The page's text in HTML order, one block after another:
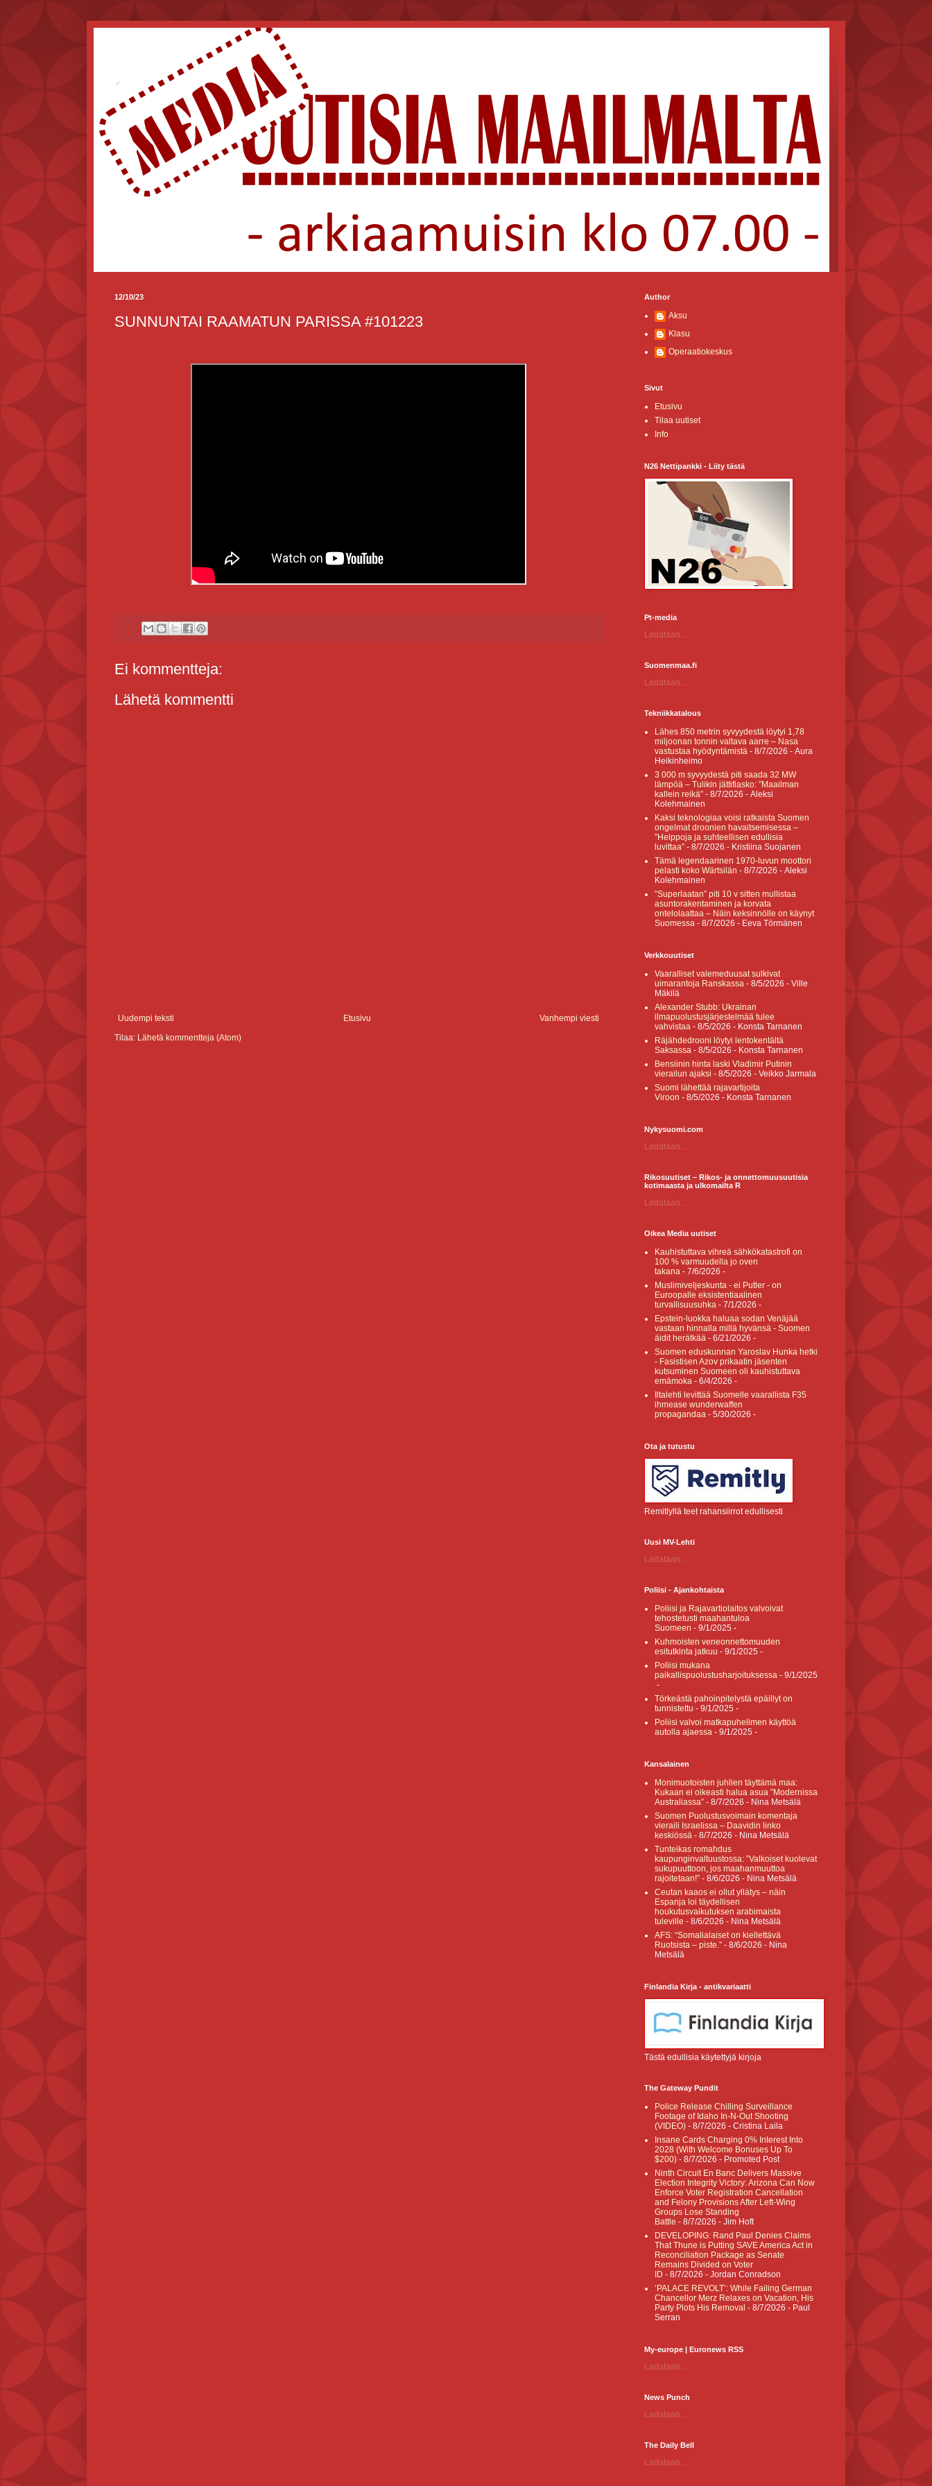
.
12/10/23
SUNNUNTAI RAAMATUN PARISSA #101223
Ei kommentteja:
Lähetä kommentti
Uudempi teksti Vanhempi viesti
Etusivu
Tilaa: Lähetä kommentteja (Atom)
Author
Aksu
Klasu
Operaatiokeskus
Sivut
Etusivu
Tilaa uutiset
Info
N26 Nettipankki - Liity tästä
Pt-media
Ladataan...
Suomenmaa.fi
Ladataan...
Tekniikkatalous
Lähes 850 metrin syvyydestä löytyi 1,78
miljoonan tonnin valtava aarre – Nasa
vastustaa hyödyntämistä - 8/7/2026 - Aura
Heikinheimo
3 000 m syvyydestä piti saada 32 MW
lämpöä – Tulikin jättifiasko: ”Maailman
kallein reikä” - 8/7/2026 - Aleksi
Kolehmainen
Kaksi teknologiaa voisi ratkaista Suomen
ongelmat droonien havaitsemisessa –
”Helppoja ja suhteellisen edullisia
luvittaa” - 8/7/2026 - Kristiina Suojanen
Tämä legendaarinen 1970-luvun moottori
pelasti koko Wärtsilän - 8/7/2026 - Aleksi
Kolehmainen
”Superlaatan” piti 10 v sitten mullistaa
asuntorakentaminen ja korvata
ontelolaattaa – Näin keksinnölle on käynyt
Suomessa - 8/7/2026 - Eeva Törmänen
Verkkouutiset
Vaaralliset valemeduusat sulkivat
uimarantoja Ranskassa - 8/5/2026 - Ville
Mäkilä
Alexander Stubb: Ukrainan
ilmapuolustusjärjestelmää tulee
vahvistaa - 8/5/2026 - Konsta Tarnanen
Räjähdedrooni löytyi lentokentältä
Saksassa - 8/5/2026 - Konsta Tarnanen
Bensiinin hinta laski Vladimir Putinin
vierailun ajaksi - 8/5/2026 - Veikko Jarmala
Suomi lähettää rajavartijoita
Viroon - 8/5/2026 - Konsta Tarnanen
Nykysuomi.com
Ladataan...
Rikosuutiset – Rikos- ja onnettomuusuutisia
kotimaasta ja ulkomailta R
Ladataan...
Oikea Media uutiset
Kauhistuttava vihreä sähkökatastrofi on
100 % varmuudella jo oven
takana - 7/6/2026 -
Muslimiveljeskunta - ei Putler - on
Euroopalle eksistentiaalinen
turvallisuusuhka - 7/1/2026 -
Epstein-luokka haluaa sodan Venäjää
vastaan hinnalla millä hyvänsä - Suomen
äidit herätkää - 6/21/2026 -
Suomen eduskunnan Yaroslav Hunka hetki
- Fasistisen Azov prikaatin jäsenten
kutsuminen Suomeen oli kauhistuttava
emämoka - 6/4/2026 -
Iltalehti levittää Suomelle vaarallista F35
ihmease wunderwaffen
propagandaa - 5/30/2026 -
Ota ja tutustu
Remitlyllä teet rahansiirrot edullisesti
Uusi MV-Lehti
Ladataan...
Poliisi - Ajankohtaista
Poliisi ja Rajavartiolaitos valvoivat
tehostetusti maahantuloa
Suomeen - 9/1/2025 -
Kuhmoisten veneonnettomuuden
esitutkinta jatkuu - 9/1/2025 -
Poliisi mukana
paikallispuolustusharjoituksessa - 9/1/2025
-
Törkeästä pahoinpitelystä epäillyt on
tunnistettu - 9/1/2025 -
Poliisi valvoi matkapuhelimen käyttöä
autolla ajaessa - 9/1/2025 -
Kansalainen
Monimuotoisten juhlien täyttämä maa:
Kukaan ei oikeasti halua asua ”Modernissa
Australiassa” - 8/7/2026 - Nina Metsälä
Suomen Puolustusvoimain komentaja
vieraili Israelissa – Daavidin linko
keskiössä - 8/7/2026 - Nina Metsälä
Tunteikas romahdus
kaupunginvaltuustossa: ”Valkoiset kuolevat
sukupuuttoon, jos maahanmuuttoa
rajoitetaan!” - 8/6/2026 - Nina Metsälä
Ceutan kaaos ei ollut yllätys – näin
Espanja loi täydellisen
houkutusvaikutuksen arabimaista
tuleville - 8/6/2026 - Nina Metsälä
AFS: “Somalialaiset on kiellettävä
Ruotsista – piste.” - 8/6/2026 - Nina
Metsälä
Finlandia Kirja - antikvariaatti
Tästä edullisia käytettyjä kirjoja
The Gateway Pundit
Police Release Chilling Surveillance
Footage of Idaho In-N-Out Shooting
(VIDEO) - 8/7/2026 - Cristina Laila
Insane Cards Charging 0% Interest Into
2028 (With Welcome Bonuses Up To
$200) - 8/7/2026 - Promoted Post
Ninth Circuit En Banc Delivers Massive
Election Integrity Victory: Arizona Can Now
Enforce Voter Registration Cancellation
and Felony Provisions After Left-Wing
Groups Lose Standing
Battle - 8/7/2026 - Jim Hᴏft
DEVELOPING: Rand Paul Denies Claims
That Thune is Putting SAVE America Act in
Reconciliation Package as Senate
Remains Divided on Voter
ID - 8/7/2026 - Jordan Conradson
‘PALACE REVOLT’: While Failing German
Chancellor Merz Relaxes on Vacation, His
Party Plots His Removal - 8/7/2026 - Paul
Serran
My-europe | Euronews RSS
Ladataan...
News Punch
Ladataan...
The Daily Bell
Ladataan...